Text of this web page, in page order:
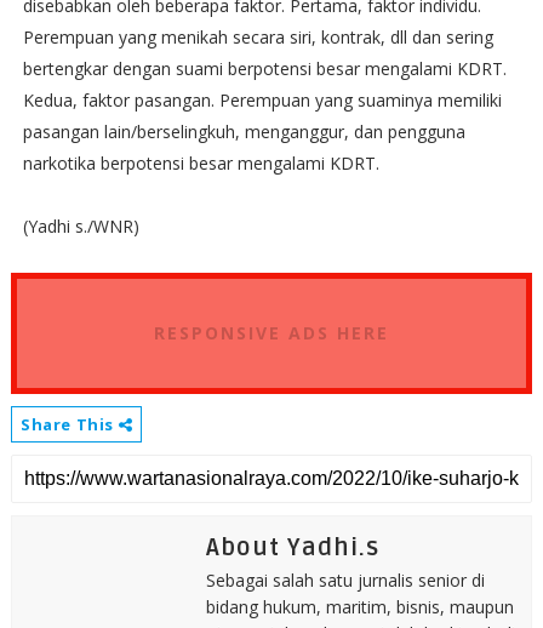
disebabkan oleh beberapa faktor. Pertama, faktor individu.
Perempuan yang menikah secara siri, kontrak, dll dan sering
bertengkar dengan suami berpotensi besar mengalami KDRT.
Kedua, faktor pasangan. Perempuan yang suaminya memiliki
pasangan lain/berselingkuh, menganggur, dan pengguna
narkotika berpotensi besar mengalami KDRT.
(Yadhi s./WNR)
RESPONSIVE ADS HERE
Share This
About Yadhi.s
Sebagai salah satu jurnalis senior di
bidang hukum, maritim, bisnis, maupun